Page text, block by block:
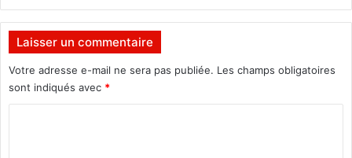
r
p
i
è
g
Laisser un commentaire
Votre adresse e-mail ne sera pas publiée. Les champs obligatoires
sont indiqués avec *